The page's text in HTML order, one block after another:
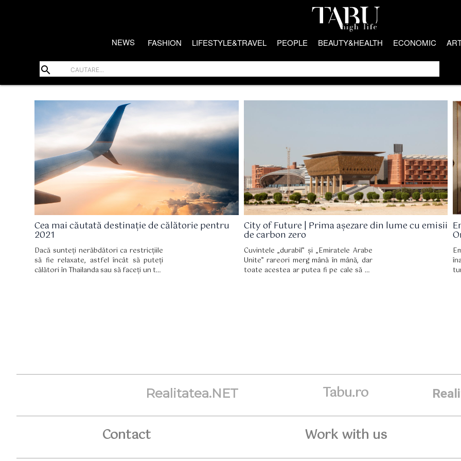
NEWS FASHION LIFESTYLE&TRAVEL PEOPLE BEAUTY&HEALTH ECONOMIC
search
Cea mai căutată destinație de călătorie pentru
2021
Dacă sunteți nerăbdători ca restricțiile
să fie relaxate, astfel încât să puteți
călători în Thailanda sau să faceți un tur
City of Future | Prima așezare din lume cu emisii
de carbon zero
Cuvintele „durabil” și „Emiratele Arabe
Unite” rareori merg mână în mână, dar
toate acestea ar putea fi pe cale să se
Realitatea.NET Tabu.ro
Contact Work with us